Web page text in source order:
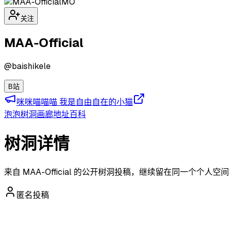
关注
MAA-Official
@baishikele
B站
咪咪喵喵喵 我是自由自在的小猫
泡泡树洞画廊地址百科
树洞详情
来自 MAA-Official 的公开树洞投稿，继续留在同一个个人空间
匿名投稿